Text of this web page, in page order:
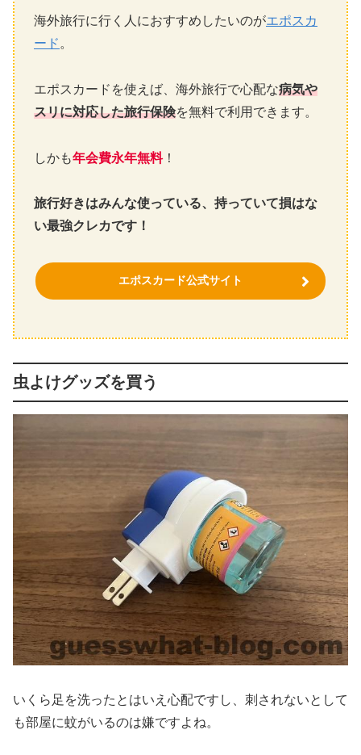
海外旅行に行く人におすすめしたいのがエポスカ
ード 。
エポスカードを使えば、海外旅行で心配な病気や
スリに対応した旅行保険を無料で利用できます。
しかも年会費永年無料！
旅行好きはみんな使っている、持っていて損はな
い最強クレカです！
エポスカード公式サイト
虫よけグッズを買う
いくら足を洗ったとはいえ心配ですし、刺されないとして
も部屋に蚊がいるのは嫌ですよね。